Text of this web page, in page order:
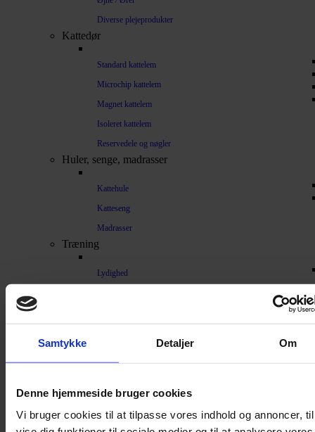
Samtykke Detaljer Om
Denne hjemmeside bruger cookies
Vi bruger cookies til at tilpasse vores indhold og annoncer,
Diverse plejeprodukter
Kattedør
Standard kattelem
Microchip kattelem
Magnet kattelem
Isoleret kattelem
Reservedele og nøgler
Huler, senge, madrasser
Kattehule
Katteseng
Madrasser
Træning
Lydighed
Kattetegn
Kattetoilet